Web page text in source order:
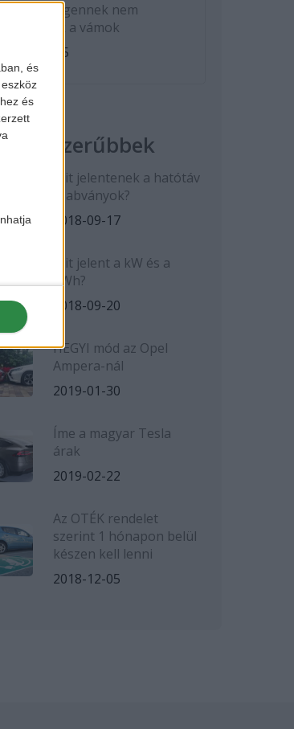
és
és
A Volkswagennek nem
kedveznek a vámok
2025-03-05
Mit jelentenek a hatótáv
szabványok?
2018-09-17
Mit jelent a kW és a
kWh?
2018-09-20
HEGYI mód az Opel
Ampera-nál
2019-01-30
Íme a magyar Tesla
árak
2019-02-22
Az OTÉK rendelet
szerint 1 hónapon belül
készen kell lenni
2018-12-05